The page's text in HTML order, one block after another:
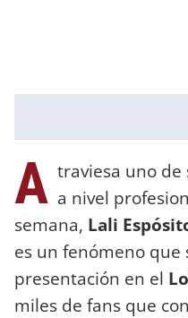
A traviesa uno
a nivel
semana, Lali
es un fenómeno que
presentación en el
miles de fans que